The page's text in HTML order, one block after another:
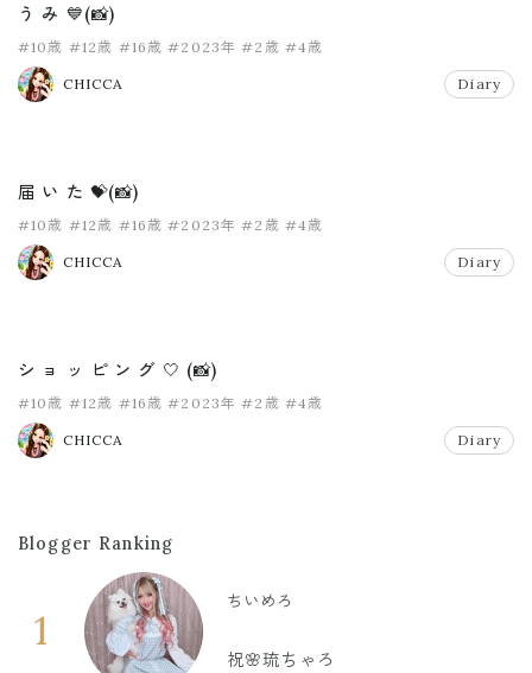
う み 💙(📸)
#10歳 #12歳 #16歳 #2023年 #2歳 #4歳
CHICCA Diary
届 い た 💝(📸)
#10歳 #12歳 #16歳 #2023年 #2歳 #4歳
CHICCA Diary
シ ョ ッ ピ ン グ 🤍 (📸)
#10歳 #12歳 #16歳 #2023年 #2歳 #4歳
CHICCA Diary
Blogger Ranking
1
ちいめろ
祝🌸琉ちゃろ